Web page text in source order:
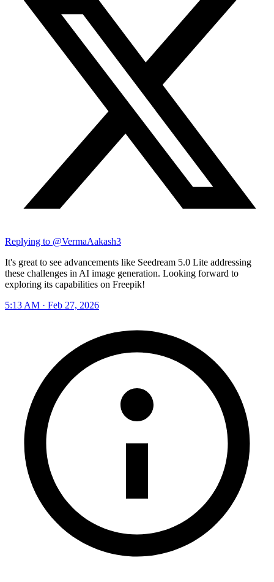
Replying to @VermaAakash3
It's great to see advancements like Seedream 5.0 Lite addressing
these challenges in AI image generation. Looking forward to
exploring its capabilities on Freepik!
5:13 AM · Feb 27, 2026